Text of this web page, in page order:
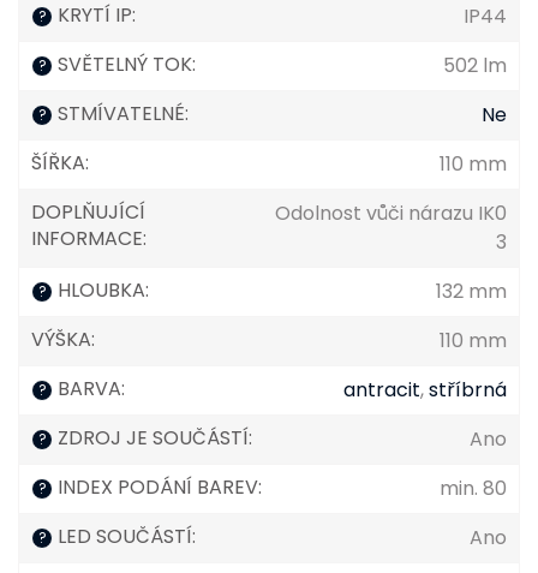
? KRYTÍ IP: IP44
? SVĚTELNÝ TOK: 502 lm
? STMÍVATELNÉ:
Ne
ŠÍŘKA:
110 mm
DOPLŇUJÍCÍ
INFORMACE:
Odolnost vůči nárazu IK0
3
? HLOUBKA:
132 mm
VÝŠKA: 110 mm
? BARVA: antracit,stříbrná
? ZDROJ JE SOUČÁSTÍ: Ano
? INDEX PODÁNÍ BAREV: min. 80
? LED SOUČÁSTÍ: Ano